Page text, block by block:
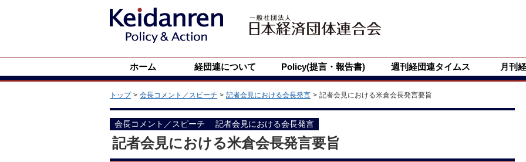
ホーム 経団連について Policy(提言・報告書) 週刊経団連タイムス 月刊
トップ 会長コメント／スピーチ 記者会見における会長発言 記者会見における米倉会長発言要旨
会長コメント／スピーチ 記者会見における会長発言
記者会見における米倉会長発言要旨